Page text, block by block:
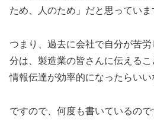
ため、人のため」だと思っていま
つまり、過去に会社で自分が苦
分は、製造業の皆さんに伝える
情報伝達が効率的になったらいい
ですので、何度も書いているので